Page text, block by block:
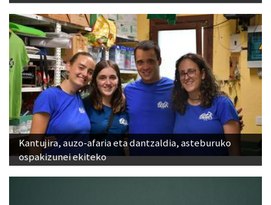
Kantujira, auzo-afaria eta dantzaldia, asteburuko
ospakizunei ekiteko